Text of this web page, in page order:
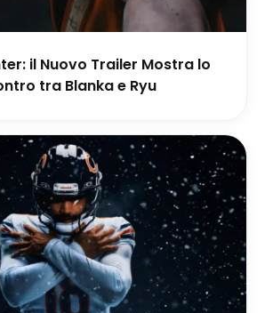
il Nuovo Trailer Mostra lo
tra Blanka e Ryu